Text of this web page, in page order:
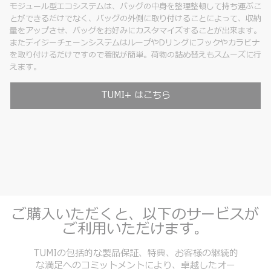
モジュール型エコシステムは、バッグの中身を整理整頓して持ち運ぶこ
とができるだけでなく、バッグの外側に取り付けることによって、収納
量をアップさせ、バッグをお好みにカスタマイズすることが出来ます。
またデイジーチェーンシステムはループやDリングにフックやカラビナ
を取り付けるだけですので着脱が簡単。荷物の詰め替えもスムーズに行
えます。
TUMI+ はこちら
ご購入いただくと、以下のサービスが
ご利用いただけます。
TUMIの包括的な製品保証、特典、お客様の継続的
な満足へのコミットメントにより、卓越したオー